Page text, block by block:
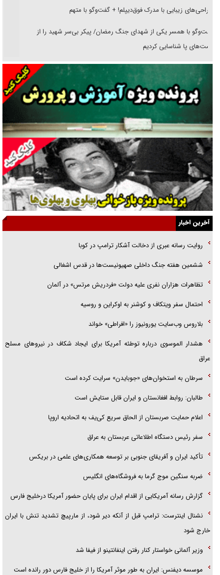
جراحی‌های زیبایی با مدرک فوق‌دیپلم! + گفت‌وگو با متهم
گفت‌وگو با همسر یکی از شهدای جنگ رمضان/ پیکر بی‌سر شهید را از
انگشت‌های پا شناسایی کردیم
نسلی که آنلاین الگو می‌گیرد
گفت‌وگو با آیت‌الله جاودان/ جفای مخالفان مکانت معنوی رهبر شهید را
ارتقا می‌داد
راننده مست به قانون می‌خندد
همه آقای دوربینی شده‌ایم!
قصه ناتمام سرویس مدارس
آیا مقاومت فلسطین خلع‌سلاح می‌شود؟
الگوی وحدت‌آفرین در ادراک سیاست خارجی
گفتگوی دکتر اخوان مدیرمسئول روزنامه جوان با برنامه تلویزیونی «نبرد
هرمز»
امام حسین (ع) کشته سیرت‌های عصر جاهلی شد
فریاد‌ها و ناله‌های دوستان مبارزدلم را آتش می‌زد
آخرین اخبار
روایت رسانه عبری از دخالت آشکار ترامپ در کوبا
ششمین هفته جنگ داخلی صهیونیست‌ها در قدس اشغالی
تظاهرات هزاران نفری علیه دولت «فردریش مرتس» در آلمان
احتمال سفر ویتکاف و کوشنر به اوکراین و روسیه
بلاروس وب‌سایت یورونیوز را «افراطی» خواند
هشدار الموسوی درباره توطئه آمریکا برای ایجاد شکاف در نیرو‌های مسلح
عراق
سرطان به استخوان‌های «جوبایدن» سرایت کرده است
طالبان: روابط افغانستان و ایران قابل ستایش است
اعلام حمایت صربستان از الحاق سریع کی‌یف به اتحادیه اروپا
سفر رئیس دستگاه اطلاعاتی عربستان به عراق
تأکید ایران و آفریقای جنوبی بر توسعه همکاری‌های علمی در بریکس
ضربه سنگین موج گرما به فروشگاه‌های انگلیس
گزارش رسانه آمریکایی از اقدام ایران برای پایان حضور آمریکا درخلیج فارس
نشنال اینترست: ترامپ قبل از آنکه دیر شود، از مارپیچ تشدید تنش با ایران
خارج شود
وزیر آلمانی خواستار کنار رفتن اینفانتینو از فیفا شد
موسسه دیفنس: ایران به طور موثر آمریکا را از خلیج فارس دور رانده است